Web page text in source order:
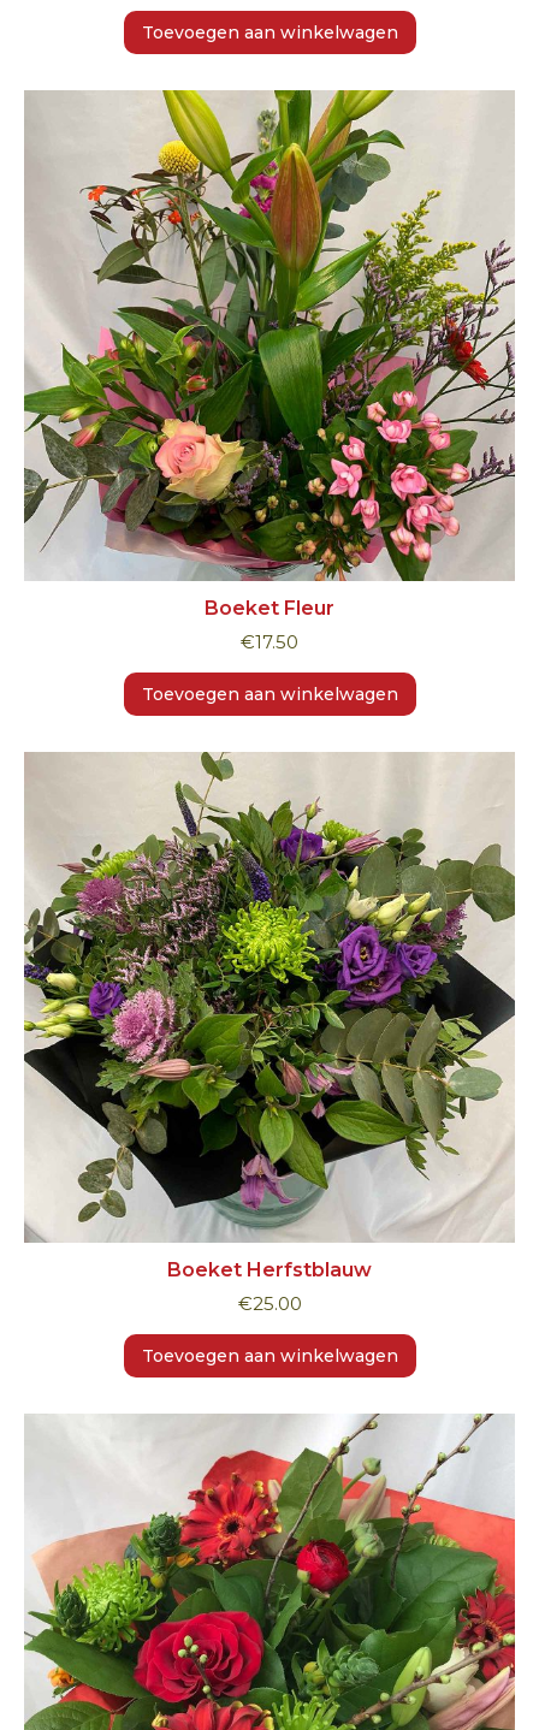
Toevoegen aan winkelwagen
Boeket Fleur
€17.50
Toevoegen aan winkelwagen
Boeket Herfstblauw
€25.00
Toevoegen aan winkelwagen